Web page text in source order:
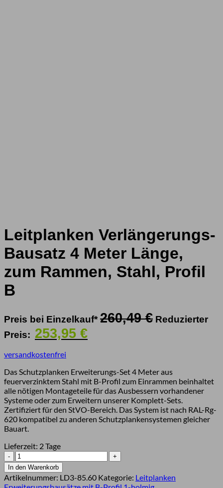
Leitplanken Verlängerungs-
Bausatz 4 Meter Länge,
zum Rammen, Stahl, Profil
B
Preis bei Einzelkauf* 260,49€ Ursprünglicher
Reduzierter
Preis: 253,95 €Aktueller
Preis
versandkostenfrei
Das Schutzplanken Erweiterungs-Set 4 Meter aus
feuerverzinktem Stahl mit B-Profil zum Einrammen beinhaltet
alle nötigen Montageteile für das Ausbessern vorhandener
Systeme oder zum Erweitern unserer Komplett-Sets.
Zertifiziert für den StVO-Bereich. Das System ist nach RAL-Rg-
620 kompatibel zu anderen Schutzplankensystemen gleicher
Bauart.
Lieferzeit: 2 Tage
Leitplanken
Verlängerungs-
Bausatz
4
In den Warenkorb
Artikelnummer: LD3-85.60 Kategorie: Leitplanken